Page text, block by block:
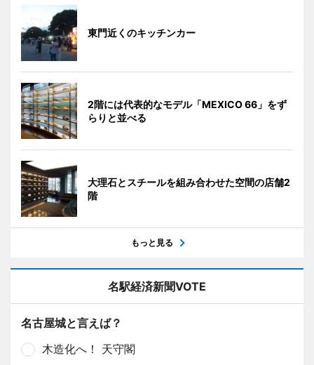
東門近くのキッチンカー
2階には代表的なモデル「MEXICO 66」をず
らりと並べる
大理石とスチールを組み合わせた空間の店舗2
階
もっと見る
名駅経済新聞VOTE
名古屋城と言えば？
木造化へ！ 天守閣